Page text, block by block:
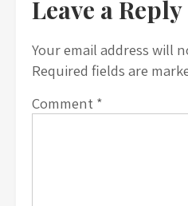
Leave a Reply
Your email address will
Required fields are
Comment *